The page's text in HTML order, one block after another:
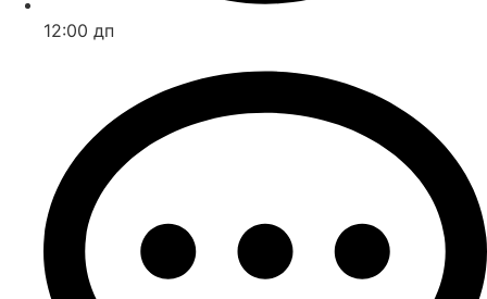
12:00 дп